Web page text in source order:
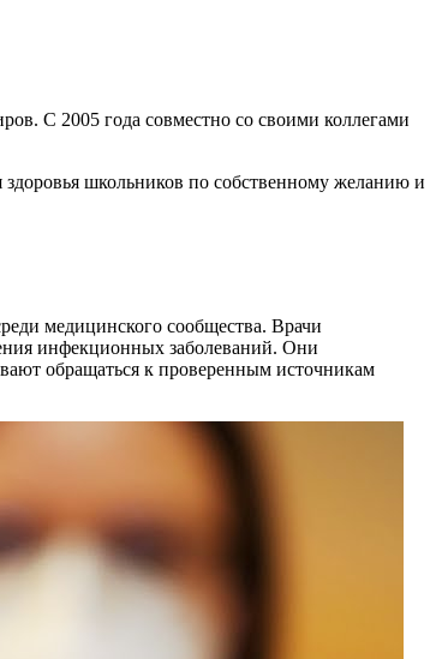
С 2005 года совместно со своими коллегами
школьников по собственному желанию и
медицинского сообщества. Врачи
инфекционных заболеваний. Они
обращаться к проверенным источникам